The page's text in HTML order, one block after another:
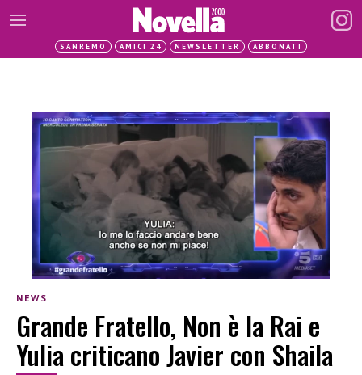
SANREMO AMICI 24 NEWSLETTER ABBONATI
NEWS
Grande Fratello, Non è la Rai e
Yulia criticano Javier con Shaila